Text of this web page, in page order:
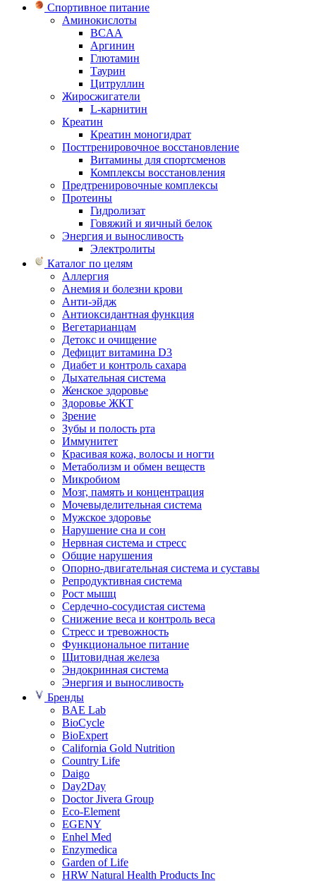
Спортивное питание
Аминокислоты
BCAA
Аргинин
Глютамин
Таурин
Цитруллин
Жиросжигатели
L-карнитин
Креатин
Креатин моногидрат
Посттренировочное восстановление
Витамины для спортсменов
Комплексы восстановления
Предтренировочные комплексы
Протеины
Гидролизат
Говяжий и яичный белок
Энергия и выносливость
Электролиты
Каталог по целям
Аллергия
Анемия и болезни крови
Анти-эйдж
Антиоксидантная функция
Вегетарианцам
Детокс и очищение
Дефицит витамина D3
Диабет и контроль сахара
Дыхательная система
Женское здоровье
Здоровье ЖКТ
Зрение
Зубы и полость рта
Иммунитет
Красивая кожа, волосы и ногти
Метаболизм и обмен веществ
Микробиом
Мозг, память и концентрация
Мочевыделительная система
Мужское здоровье
Нарушение сна и сон
Нервная система и стресс
Общие нарушения
Опорно-двигательная система и суставы
Репродуктивная система
Рост мышц
Сердечно-сосудистая система
Снижение веса и контроль веса
Стресс и тревожность
Функциональное питание
Щитовидная железа
Эндокринная система
Энергия и выносливость
Бренды
BAE Lab
BioCycle
BioExpert
California Gold Nutrition
Country Life
Daigo
Day2Day
Doctor Jivera Group
Eco-Element
EGENY
Enhel Med
Enzymedica
Garden of Life
HRW Natural Health Products Inc